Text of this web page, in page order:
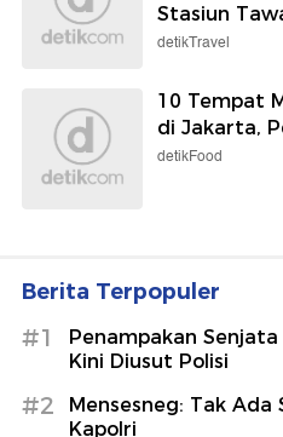
Stasiun
detikTravel
10 Tempat
di Jakarta,
detikFood
Berita Terpopuler
#1
Penampakan
Kini Diusut Polisi
#2
Mensesneg: Tak
Kapolri